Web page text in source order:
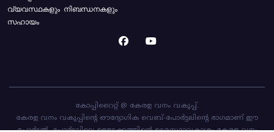
വ്യവസ്ഥകളും നിബന്ധനകളും
സഹായം
കോപ്പിറൈറ്റ് @ കേരള വനം വകുപ്പ്.
കേരള വനം വകുപ്പിന്റെ ഔദ്യോഗിക വെബ്-പോർട്ടലിന്റെ ഭാഗമാണ് ഈ
പോർട്ടൽ. പോർട്ടലിലെ ഉള്ളടക്കത്തിന്റെ ഉടമസ്ഥാവകാശം കേരള വനം